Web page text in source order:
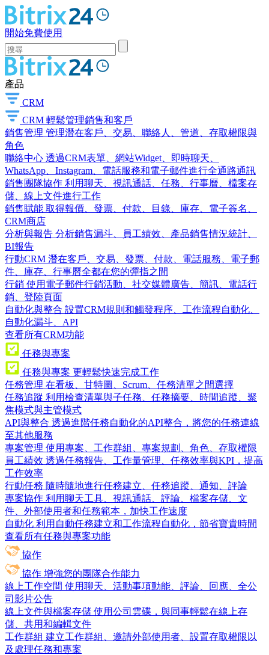
開始免費使用
產品
CRM
CRM 輕鬆管理銷售和客戶
銷售管理 管理潛在客戶、交易、聯絡人、管道、存取權限與
角色
聯絡中心 透過CRM表單、網站Widget、即時聊天、
WhatsApp、Instagram、電話服務和電子郵件進行全通路通訊
銷售團隊協作 利用聊天、視訊通話、任務、行事曆、檔案存
儲、線上文件進行工作
銷售賦能 取得報價、發票、付款、目錄、庫存、電子簽名、
CRM商店
分析與報告 分析銷售漏斗、員工績效、產品銷售情況統計、
BI報告
行動CRM 潛在客戶、交易、發票、付款、電話服務、電子郵
件、庫存、行事曆全都在您的彈指之間
行銷 使用電子郵件行銷活動、社交媒體廣告、簡訊、電話行
銷、登陸頁面
自動化與整合 設置CRM規則和觸發程序、工作流程自動化、
自動化漏斗、API
查看所有CRM功能
任務與專案
任務與專案 更輕鬆快速完成工作
任務管理 在看板、甘特圖、Scrum、任務清單之間選擇
任務追蹤 利用檢查清單與子任務、任務摘要、時間追蹤、聚
焦模式與主管模式
API與整合 透過進階任務自動化的API整合，將您的任務連線
至其他服務
專案管理 使用專案、工作群組、專案規劃、角色、存取權限
員工績效 透過任務報告、工作量管理、任務效率與KPI，提高
工作效率
行動任務 隨時隨地進行任務建立、任務追蹤、通知、評論
專案協作 利用聊天工具、視訊通話、評論、檔案存儲、文
件、外部使用者和任務範本，加快工作速度
自動化 利用自動任務建立和工作流程自動化，節省寶貴時間
查看所有任務與專案功能
協作
協作 增強您的團隊合作能力
線上工作空間 使用聊天、活動事項動能、評論、回應、全公
司影片公告
線上文件與檔案存儲 使用公司雲碟，與同事輕鬆在線上存
儲、共用和編輯文件
工作群組 建立工作群組、邀請外部使用者、設置存取權限以
及處理任務和專案